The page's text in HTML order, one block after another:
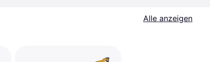
Alle anzeigen